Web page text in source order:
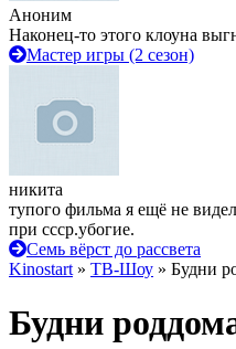
Аноним
Наконец-то этого клоуна
Мастер игры (2 сезон)
никита
тупого фильма я ещё не
при ссср.убогие.
Семь вёрст до рассвета
Kinostart » ТВ-Шоу » Будни
Будни